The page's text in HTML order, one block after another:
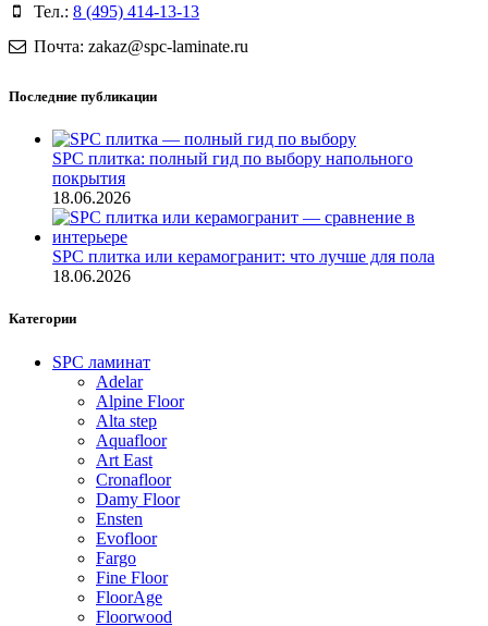
Тел.: 8 (495) 414-13-13
Почта: zakaz@spc-laminate.ru
Последние публикации
SPC плитка: полный гид по выбору напольного
покрытия
18.06.2026
SPC плитка или керамогранит: что лучше для пола
18.06.2026
Категории
SPC ламинат
Adelar
Alpine Floor
Alta step
Aquafloor
Art East
Cronafloor
Damy Floor
Ensten
Evofloor
Fargo
Fine Floor
FloorAge
Floorwood